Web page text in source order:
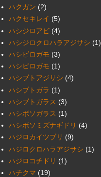
ハクガン (2)
ハクセキレイ (5)
ハシジロアビ (4)
ハシジロクロハラアジサシ (1)
ハシビロガモ (3)
ハシピロガモ (1)
ハシブトアジサシ (4)
ハシブトガラ (1)
ハシブトガラス (3)
ハシボソガラス (1)
ハシボソミズナギドリ (4)
ハジロカイツブリ (9)
ハジロクロハラアジサシ (1)
ハジロコチドリ (1)
ハチクマ (19)